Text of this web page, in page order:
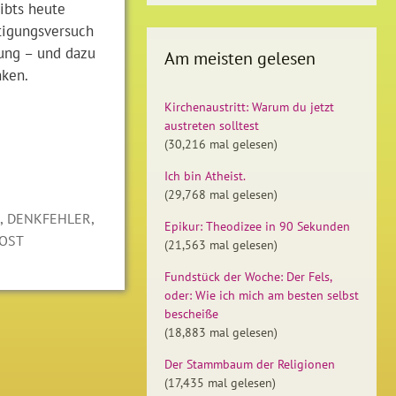
heute
– und dazu
, DENKFEHLER,
Am meisten gelesen
Kirchenaustritt: Warum du jetzt
austreten solltest
(30,216 mal gelesen)
Ich bin Atheist.
(29,768 mal gelesen)
Epikur: Theodizee in 90 Sekunden
(21,563 mal gelesen)
Fundstück der Woche: Der Fels,
oder: Wie ich mich am besten selbst
bescheiße
(18,883 mal gelesen)
Der Stammbaum der Religionen
(17,435 mal gelesen)